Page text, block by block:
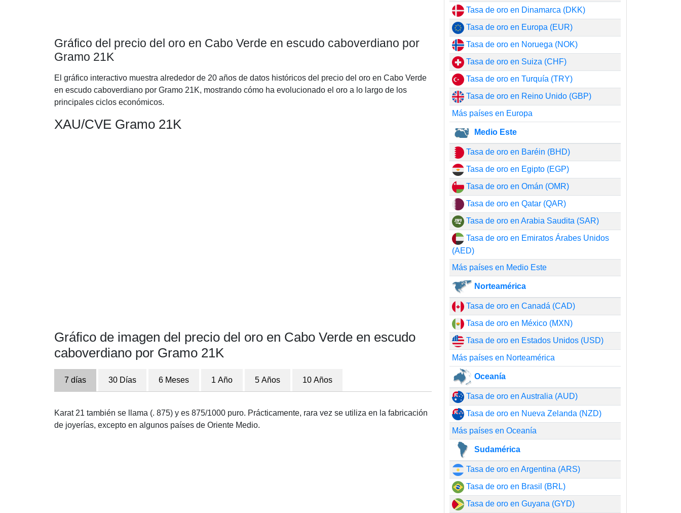
Gráfico del precio del oro en Cabo Verde en escudo caboverdiano por
Gramo 21K
El gráfico interactivo muestra alrededor de 20 años de datos históricos del precio del oro en Cabo Verde
en escudo caboverdiano por Gramo 21K, mostrando cómo ha evolucionado el oro a lo largo de los
principales ciclos económicos.
XAU/CVE Gramo 21K
Gráfico de imagen del precio del oro en Cabo Verde en escudo
caboverdiano por Gramo 21K
7 días 30 Días 6 Meses 1 Año 5 Años 10 Años
Karat 21 también se llama (. 875) y es 875/1000 puro. Prácticamente, rara vez se utiliza en la fabricación
de joyerías, excepto en algunos países de Oriente Medio.
Tasa de oro en Dinamarca (DKK)
Tasa de oro en Europa (EUR)
Tasa de oro en Noruega (NOK)
Tasa de oro en Suiza (CHF)
Tasa de oro en Turquía (TRY)
Tasa de oro en Reino Unido (GBP)
Más países en Europa
Medio Este
Tasa de oro en Baréin (BHD)
Tasa de oro en Egipto (EGP)
Tasa de oro en Omán (OMR)
Tasa de oro en Qatar (QAR)
Tasa de oro en Arabia Saudita (SAR)
Tasa de oro en Emiratos Árabes Unidos
(AED)
Más países en Medio Este
Norteamérica
Tasa de oro en Canadá (CAD)
Tasa de oro en México (MXN)
Tasa de oro en Estados Unidos (USD)
Más países en Norteamérica
Oceanía
Tasa de oro en Australia (AUD)
Tasa de oro en Nueva Zelanda (NZD)
Más países en Oceanía
Sudamérica
Tasa de oro en Argentina (ARS)
Tasa de oro en Brasil (BRL)
Tasa de oro en Guyana (GYD)